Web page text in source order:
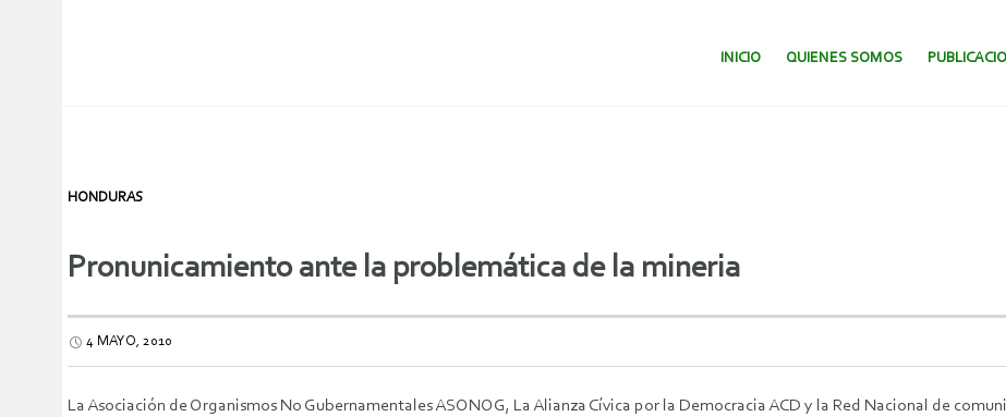
SALTAR AL CONTENIDO.
INICIO QUIENES SOMOS
HONDURAS
Pronunicamiento ante la problemática de la mineria
4 MAYO, 2010
La Asociación de Organismos No Gubernamentales ASONOG, La Alianza Cívica por la Democracia ACD y la Red Nacional de